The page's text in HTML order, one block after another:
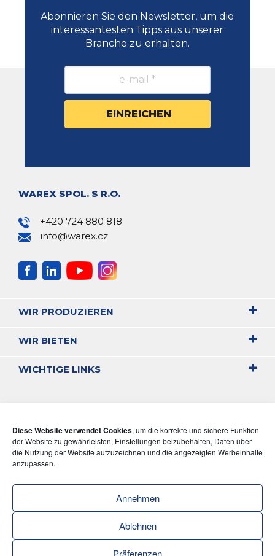
Diese Website verwendet Cookies, um die korrekte und sichere Funktion
der Website zu gewährleisten, Einstellungen beizubehalten, Daten über
die Nutzung der Website aufzuzeichnen und die angezeigten Werbeinhalte
anzupassen.
Annehmen
Ablehnen
Präferenzen
Abonnieren Sie den Newsletter, um die
interessantesten Tipps aus unserer
Branche zu erhalten.
WAREX SPOL. S R.O.
+420 724 880 818
info@warex.cz
WIR PRODUZIEREN
WIR BIETEN
WICHTIGE LINKS